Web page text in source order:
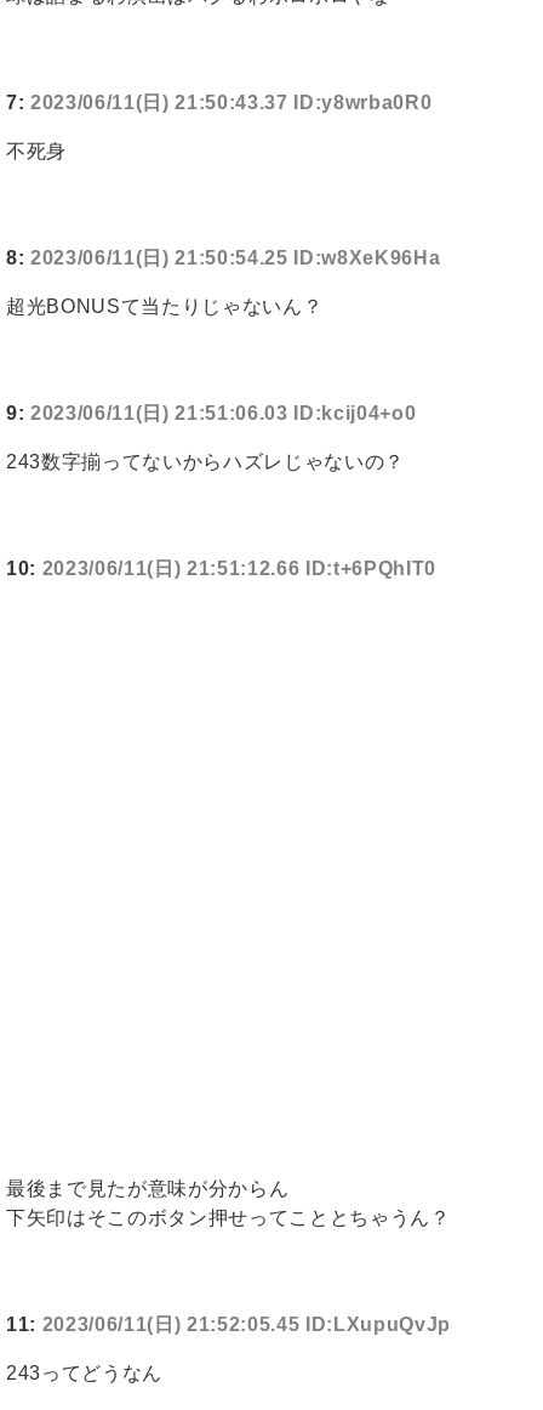
7: 2023/06/11(日) 21:50:43.37 ID:y8wrba0R0
不死身
8: 2023/06/11(日) 21:50:54.25 ID:w8XeK96Ha
超光BONUSて当たりじゃないん？
9: 2023/06/11(日) 21:51:06.03 ID:kcij04+o0
243数字揃ってないからハズレじゃないの？
10: 2023/06/11(日) 21:51:12.66 ID:t+6PQhIT0
最後まで見たが意味が分からん
下矢印はそこのボタン押せってこととちゃうん？
11: 2023/06/11(日) 21:52:05.45 ID:LXupuQvJp
243ってどうなん